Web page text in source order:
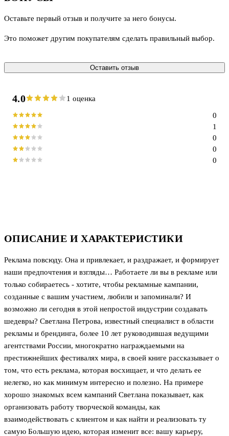
ОПИСАНИЕ И ХАРАКТЕРИСТИКИ
Реклама повсюду. Она и привлекает, и раздражает, и формирует
наши предпочтения и взгляды… Работаете ли вы в рекламе или
только собираетесь - хотите, чтобы рекламные кампании,
созданные с вашим участием, любили и запоминали? И
возможно ли сегодня в этой непростой индустрии создавать
шедевры? Светлана Петрова, известный специалист в области
рекламы и брендинга, более 10 лет руководившая ведущими
агентствами России, многократно награждаемыми на
престижнейших фестивалях мира, в своей книге рассказывает о
том, что есть реклама, которая восхищает, и что делать ее
нелегко, но как минимум интересно и полезно. На примере
хорошо знакомых всем кампаний Светлана показывает, как
организовать работу творческой команды, как
взаимодействовать с клиентом и как найти и реализовать ту
самую Большую идею, которая изменит все: вашу карьеру,
Оставьте первый отзыв и получите за него бонусы.
Это поможет другим покупателям сделать правильный выбор.
Оставить отзыв
4.0 1 оценка
0
0
0
1
0